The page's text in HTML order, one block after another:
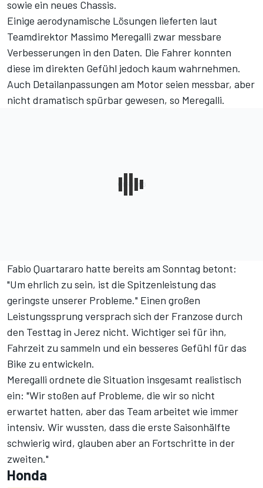
sowie ein neues Chassis.
Einige aerodynamische Lösungen lieferten laut
Teamdirektor Massimo Meregalli zwar messbare
Verbesserungen in den Daten. Die Fahrer konnten
diese im direkten Gefühl jedoch kaum wahrnehmen.
Auch Detailanpassungen am Motor seien messbar, aber
nicht dramatisch spürbar gewesen, so Meregalli.
Fabio Quartararo hatte bereits am Sonntag betont:
"Um ehrlich zu sein, ist die Spitzenleistung das
geringste unserer Probleme." Einen großen
Leistungssprung versprach sich der Franzose durch
den Testtag in Jerez nicht. Wichtiger sei für ihn,
Fahrzeit zu sammeln und ein besseres Gefühl für das
Bike zu entwickeln.
Meregalli ordnete die Situation insgesamt realistisch
ein: "Wir stoßen auf Probleme, die wir so nicht
erwartet hatten, aber das Team arbeitet wie immer
intensiv. Wir wussten, dass die erste Saisonhälfte
schwierig wird, glauben aber an Fortschritte in der
zweiten."
Honda